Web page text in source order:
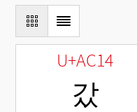
U+AC14
갔